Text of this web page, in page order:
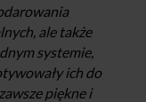
ale także
systemie,
ich do
piękne i